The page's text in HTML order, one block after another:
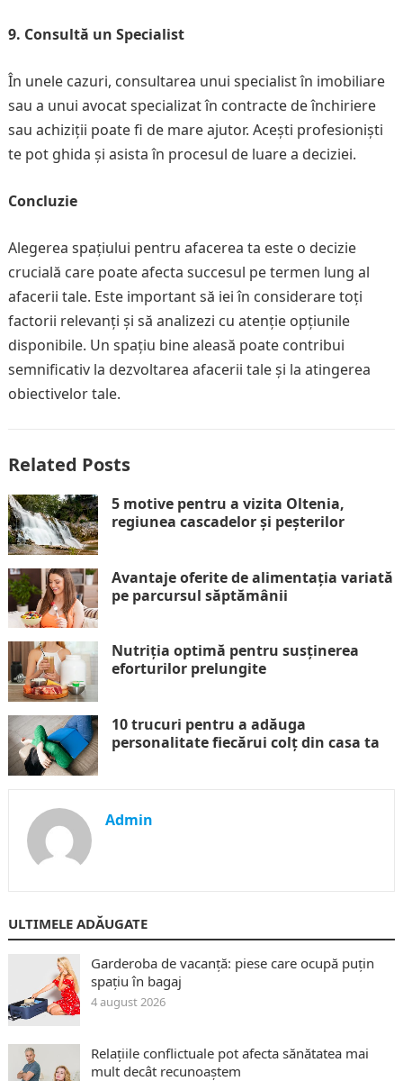
9. Consultă un Specialist
În unele cazuri, consultarea unui specialist în imobiliare
sau a unui avocat specializat în contracte de închiriere
sau achiziții poate fi de mare ajutor. Acești profesioniști
te pot ghida și asista în procesul de luare a deciziei.
Concluzie
Alegerea spațiului pentru afacerea ta este o decizie
crucială care poate afecta succesul pe termen lung al
afacerii tale. Este important să iei în considerare toți
factorii relevanți și să analizezi cu atenție opțiunile
disponibile. Un spațiu bine aleasă poate contribui
semnificativ la dezvoltarea afacerii tale și la atingerea
obiectivelor tale.
Related Posts
5 motive pentru a vizita Oltenia,
regiunea cascadelor și peșterilor
Avantaje oferite de alimentația variată
pe parcursul săptămânii
Nutriția optimă pentru susținerea
eforturilor prelungite
10 trucuri pentru a adăuga
personalitate fiecărui colț din casa ta
Admin
ULTIMELE ADĂUGATE
Garderoba de vacanță: piese care ocupă puțin
spațiu în bagaj
4 august 2026
Relațiile conflictuale pot afecta sănătatea mai
mult decât recunoaștem